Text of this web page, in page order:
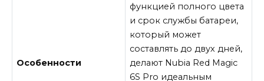
Особенности
функцией полного цвета
и срок службы батареи,
который может
составлять до двух дней,
делают Nubia Red Magic
6S Pro идеальным